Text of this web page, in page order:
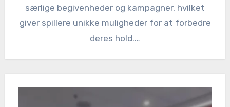
særlige begivenheder og kampagner, hvilket
giver spillere unikke muligheder for at forbedre
deres hold.…